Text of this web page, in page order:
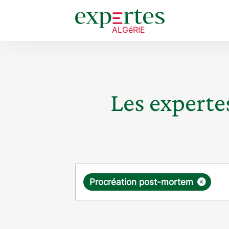
Les
Requête ×
Procréation post-mortem